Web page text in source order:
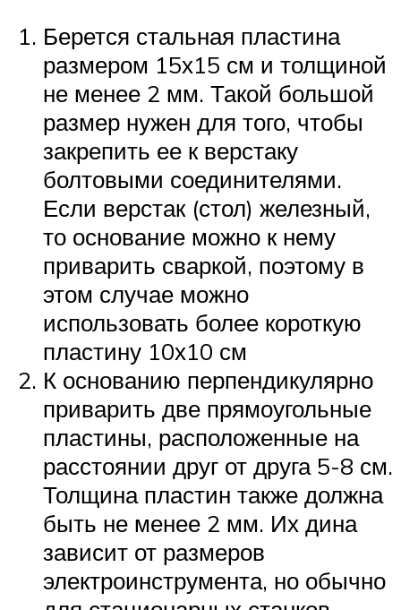
Берется стальная пластина
размером 15х15 см и толщиной
не менее 2 мм. Такой большой
размер нужен для того, чтобы
закрепить ее к верстаку
болтовыми соединителями.
Если верстак (стол) железный,
то основание можно к нему
приварить сваркой, поэтому в
этом случае можно
использовать более короткую
пластину 10х10 см
К основанию перпендикулярно
приварить две прямоугольные
пластины, расположенные на
расстоянии друг от друга 5-8 см.
Толщина пластин также должна
быть не менее 2 мм. Их дина
зависит от размеров
электроинструмента, но обычно